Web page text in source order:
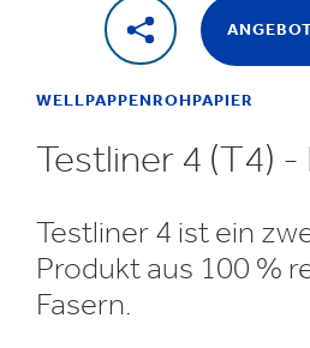
WELLPAPPENROHPAPIER
Testliner 4 (T4) -
Testliner 4 ist ein
Produkt aus 100 %
Fasern.